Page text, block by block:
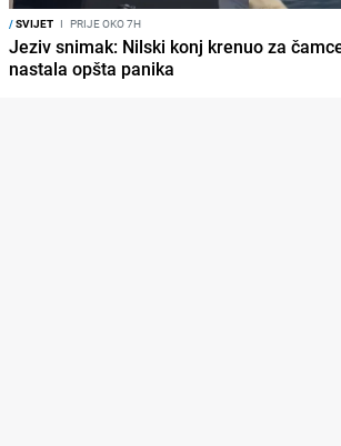
/SVIJET I PRIJE OKO 7H
Jeziv snimak: Nilski konj krenuo za
nastala opšta panika